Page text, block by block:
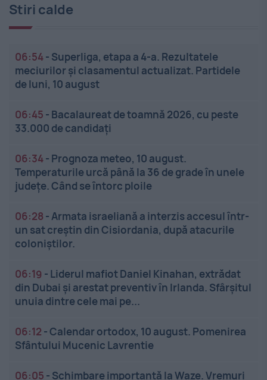
Stiri calde
06:54- Superliga, etapa a 4-a. Rezultatele
meciurilor și clasamentul actualizat. Partidele
de luni, 10 august
06:45 - Bacalaureat de toamnă 2026, cu peste
33.000 de candidați
06:34- Prognoza meteo, 10 august.
Temperaturile urcă până la 36 de grade în unele
județe. Când se întorc ploile
06:28 -Armata israeliană a interzis accesul într-
un sat creștin din Cisiordania, după atacurile
coloniștilor.
06:19 - Liderul mafiot Daniel Kinahan, extrădat
din Dubai și arestat preventiv în Irlanda. Sfârșitul
unuia dintre cele mai pe...
06:12 -Calendar ortodox, 10 august. Pomenirea
Sfântului Mucenic Lavrentie
06:05 - Schimbare importantă la Waze. Vremuri